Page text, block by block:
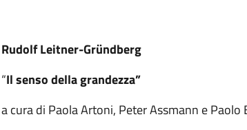
Rudolf Leitner-Gründberg
“Il senso della grandezza”
a cura di Paola Artoni, Peter Assmann e Paolo